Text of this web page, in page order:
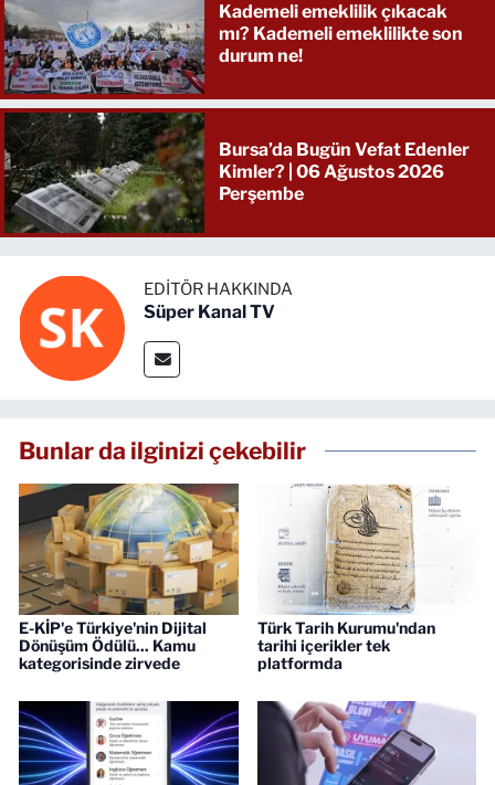
Kademeli emeklilik çıkacak
mı? Kademeli emeklilikte son
durum ne!
Bursa’da Bugün Vefat Edenler
Kimler? | 06 Ağustos 2026
Perşembe
EDITÖR HAKKINDA
Süper Kanal TV
Bunlar da ilginizi çekebilir
E-KİP'e Türkiye'nin Dijital
Dönüşüm Ödülü... Kamu
kategorisinde zirvede
Türk Tarih Kurumu'ndan
tarihi içerikler tek
platformda